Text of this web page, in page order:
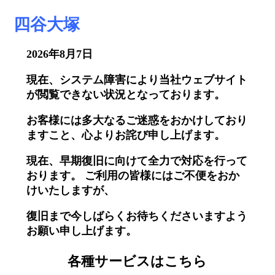
四谷大塚
2026年8月7日
現在、システム障害により当社ウェブサイト
が閲覧できない状況となっております。
お客様には多大なるご迷惑をおかけしており
ますこと、心よりお詫び申し上げます。
現在、早期復旧に向けて全力で対応を行って
おります。 ご利用の皆様にはご不便をおか
けいたしますが、
復旧まで今しばらくお待ちくださいますよう
お願い申し上げます。
各種サービスはこちら